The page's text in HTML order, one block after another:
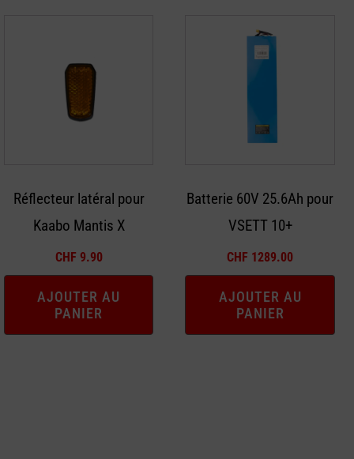
Réflecteur latéral pour
Kaabo Mantis X
CHF 9.90
AJOUTER AU
PANIER
Batterie 60V 25.6Ah pour
VSETT 10+
CHF 1289.00
AJOUTER AU
PANIER